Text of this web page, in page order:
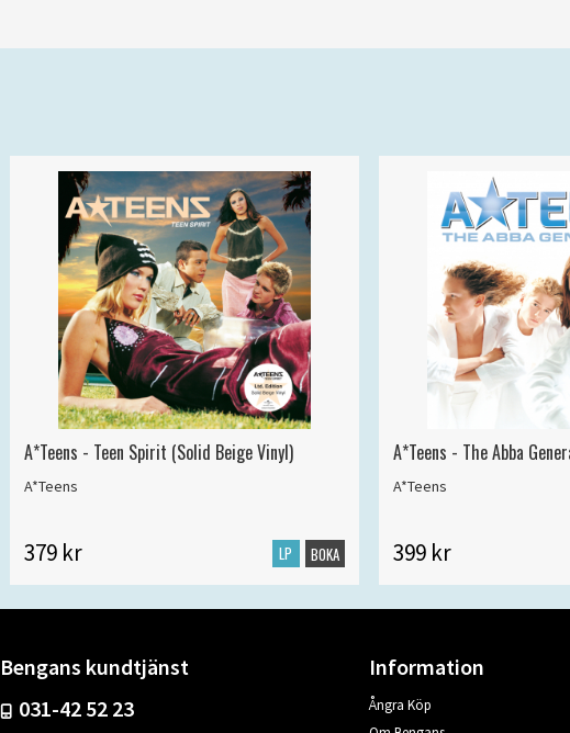
A*Teens - Teen Spirit (Solid Beige Vinyl)
A*Teens
379 kr LP BOKA
A*Teens - The Abba
A*Teens
399 kr
Bengans kundtjänst
031-42 52 23
Information
Ångra Köp